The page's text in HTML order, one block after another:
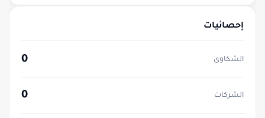
إحصائيات
الشكاوى 0
الشركات 0